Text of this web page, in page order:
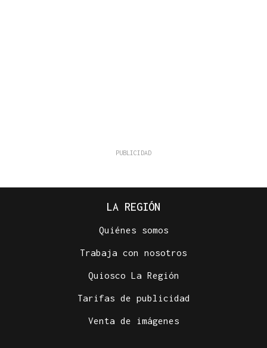
LA REGIÓN
Quiénes somos
Trabaja con nosotros
Quiosco La Región
Tarifas de publicidad
Venta de imágenes